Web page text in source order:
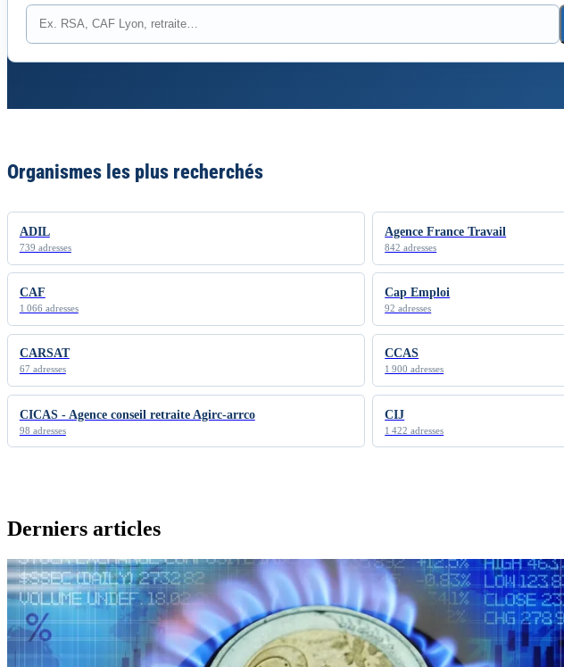
Organismes les plus recherchés
ADIL
739 adresses
Agence France Travail
842 adresses
CAF
1 066 adresses
Cap Emploi
92 adresses
CARSAT
67 adresses
CCAS
1 900 adresses
CICAS - Agence conseil retraite Agirc-arrco
98 adresses
CIJ
1 422 adresses
Derniers articles